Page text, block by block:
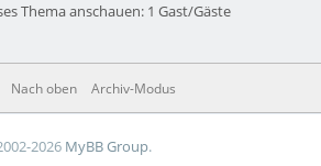
Thema anschauen: 1 Gast/Gäste
Nach oben Archiv-Modus
2026 MyBB Group.